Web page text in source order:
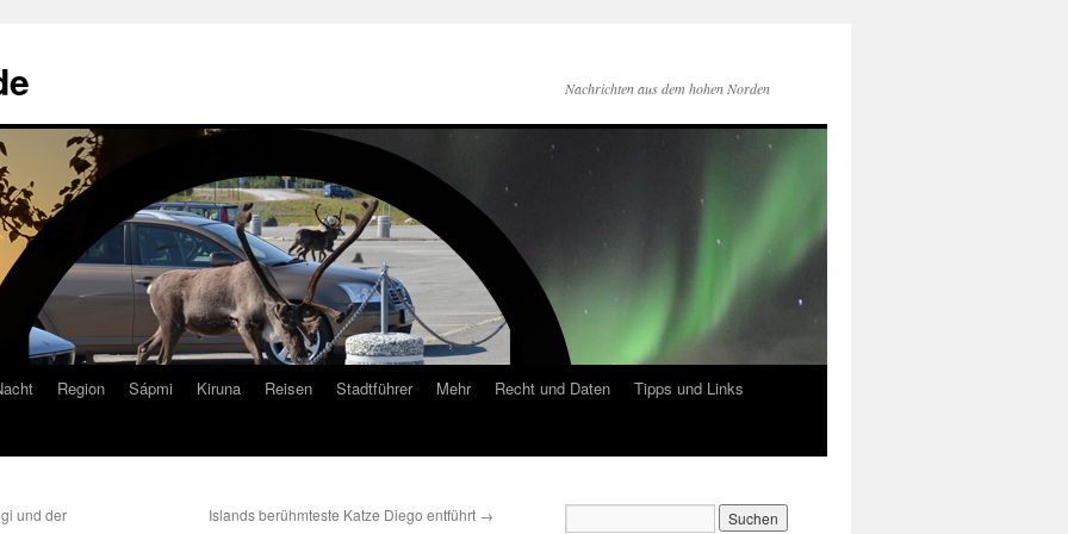
Nachrichten aus dem hohen Norden
Region Sápmi Kiruna Reisen Stadtführer Mehr Recht und Daten
Tipps und Links
und der
Islands berühmteste Katze Diego entführt →